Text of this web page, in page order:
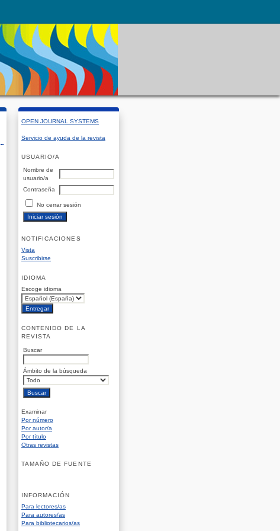
OPEN JOURNAL SYSTEMS
Servicio de ayuda de la revista
USUARIO/A
Nombre de
usuario/a
Contraseña
No cerrar sesión
NOTIFICACIONES
Vista
Suscribirse
IDIOMA
Escoge idioma
CONTENIDO DE LA
REVISTA
Buscar
Ámbito de la búsqueda
Examinar
Por número
Por autor/a
Por título
Otras revistas
TAMAÑO DE FUENTE
INFORMACIÓN
Para lectores/as
Para autores/as
Para bibliotecarios/as